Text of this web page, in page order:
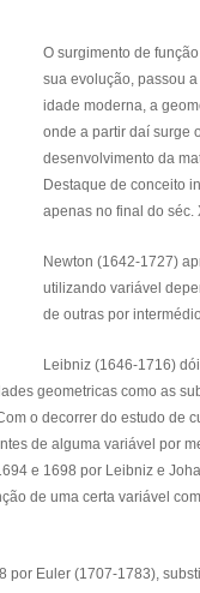
O surgimento de
sua evolução, passou
idade moderna, a
onde a partir daí surge
desenvolvimento da
Destaque de conceito
apenas no final do séc.
Newton (1642-1727)
utilizando variável
de outras por
Leibniz (1646-1716)
geometricas como as
o decorrer do estudo de
de alguma variável por
e 1698 por Leibniz e
de uma certa variável
por Euler (1707-1783),